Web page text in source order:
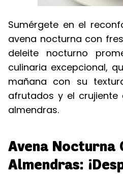
Sumérgete en el
avena nocturna con
deleite nocturno
culinaria excepcional,
mañana con su
afrutados y el crujiente
almendras.
Avena Nocturna
Almendras: